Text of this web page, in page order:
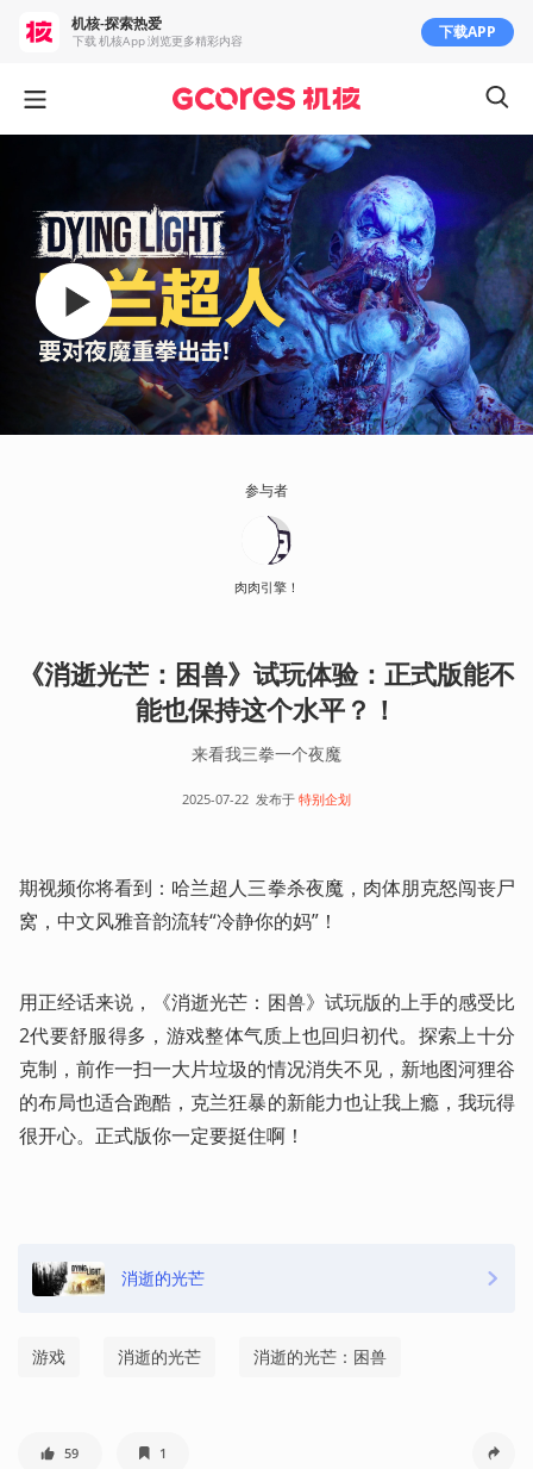
参与者
肉肉引擎！
《消逝光芒：困兽》试玩体验：正式版能不
能也保持这个水平？！
来看我三拳一个夜魔
2025-07-22 发布于 特别企划
期视频你将看到：哈兰超人三拳杀夜魔，肉体朋克怒闯丧尸
窝，中文风雅音韵流转“冷静你的妈”！
用正经话来说，《消逝光芒：困兽》试玩版的上手的感受比
2代要舒服得多，游戏整体气质上也回归初代。探索上十分
克制，前作一扫一大片垃圾的情况消失不见，新地图河狸谷
的布局也适合跑酷，克兰狂暴的新能力也让我上瘾，我玩得
很开心。正式版你一定要挺住啊！
消逝的光芒
游戏 消逝的光芒 消逝的光芒：困兽
59 1
机核-探索热爱
下载 机核App 浏览更多精彩内容 下载APP